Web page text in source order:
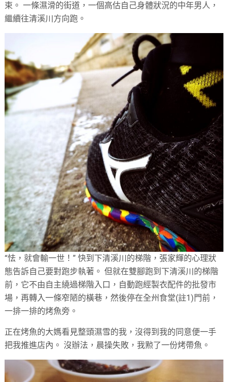
束。 一條濕滑的街道，一個高估自己身體狀況的中年男人，
繼續往清溪川方向跑。
“怯，就會輸一世！” 快到下清溪川的梯階，張家輝的心理狀
態告訴自己要對跑步執著。 但就在雙腳跑到下清溪川的梯階
前，它不由自主繞過梯階入口，自動跑經製衣配件的批發市
場，再轉入一條窄陋的橫巷，然後停在全州食堂(註1)門前，
一排一排的烤魚旁。
正在烤魚的大媽看見整頭濕雪的我，沒得到我的同意便一手
把我推進店內。 沒辦法，晨操失敗，我㸃了一份烤帶魚。